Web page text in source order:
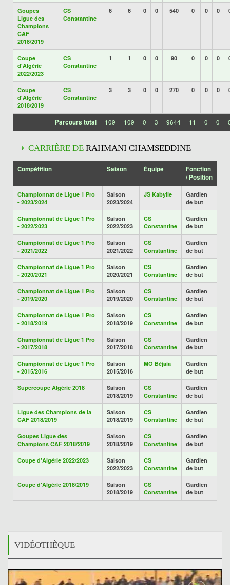
Goupes
Ligue des
Champions
CAF
2018/2019
CS
Constantine
6 6 0 0 540 0 0 0
Coupe
d'Algérie
2022/2023
CS
Constantine
1 1 0 0 90 0 0 0
Coupe
d'Algérie
2018/2019
CS
Constantine
3 3 0 0 270 0 0 0
Parcours total 109 109 0 3 9644 11 0 0
CARRIÈRE DE RAHMANI CHAMSEDDINE
Compétition Saison Équipe
Fonction
/ Position
Championnat de Ligue 1 Pro
- 2023/2024
Saison
2023/2024
JS Kabylie
Gardien
de but
Championnat de Ligue 1 Pro
- 2022/2023
Saison
2022/2023
CS
Constantine
Gardien
de but
Championnat de Ligue 1 Pro
- 2021/2022
Saison
2021/2022
CS
Constantine
Gardien
de but
Championnat de Ligue 1 Pro
- 2020/2021
Saison
2020/2021
CS
Constantine
Gardien
de but
Championnat de Ligue 1 Pro
- 2019/2020
Saison
2019/2020
CS
Constantine
Gardien
de but
Championnat de Ligue 1 Pro
- 2018/2019
Saison
2018/2019
CS
Constantine
Gardien
de but
Championnat de Ligue 1 Pro
- 2017/2018
Saison
2017/2018
CS
Constantine
Gardien
de but
Championnat de Ligue 1 Pro
- 2015/2016
Saison
2015/2016
MO Béjaia
Gardien
de but
Supercoupe Algérie 2018
Saison
2018/2019
CS
Constantine
Gardien
de but
Ligue des Champions de la
CAF 2018/2019
Saison
2018/2019
CS
Constantine
Gardien
de but
Goupes Ligue des
Champions CAF 2018/2019
Saison
2018/2019
CS
Constantine
Gardien
de but
Coupe d'Algérie 2022/2023
Saison
2022/2023
CS
Constantine
Gardien
de but
Coupe d'Algérie 2018/2019
Saison
2018/2019
CS
Constantine
Gardien
de but
VIDÉOTHÈQUE